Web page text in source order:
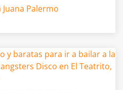
Palermo